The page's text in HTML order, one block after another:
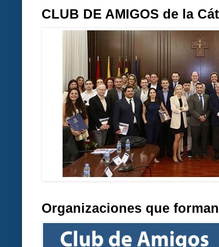
CLUB DE AMIGOS de la
Organizaciones que